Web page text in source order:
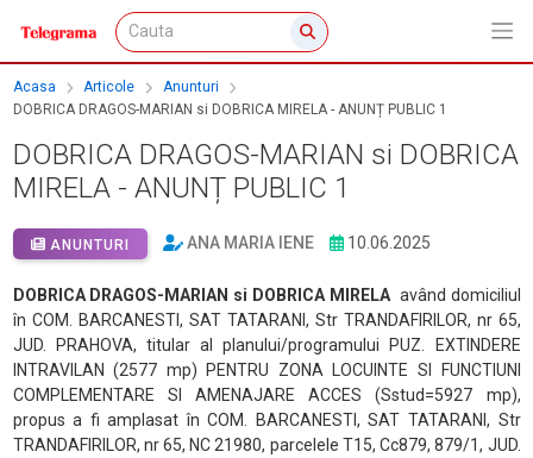
Acasa Articole
Anunturi
DOBRICA DRAGOS-MARIAN si DOBRICA MIRELA - ANUNȚ PUBLIC 1
DOBRICA DRAGOS-MARIAN si DOBRICA
MIRELA - ANUNȚ PUBLIC 1
ANUNTURI ANA MARIA IENE 10.06.2025
DOBRICA DRAGOS-MARIAN si DOBRICA MIRELAavând domiciliul
în COM. BARCANESTI, SAT TATARANI, Str TRANDAFIRILOR, nr 65,
JUD. PRAHOVA, titular al planului/programului PUZ. EXTINDERE
INTRAVILAN (2577 mp) PENTRU ZONA LOCUINTE SI FUNCTIUNI
COMPLEMENTARE SI AMENAJARE ACCES (Sstud=5927 mp),
propus a fi amplasat în COM. BARCANESTI, SAT TATARANI, Str
TRANDAFIRILOR, nr 65, NC 21980, parcelele T15, Cc879, 879/1, JUD.